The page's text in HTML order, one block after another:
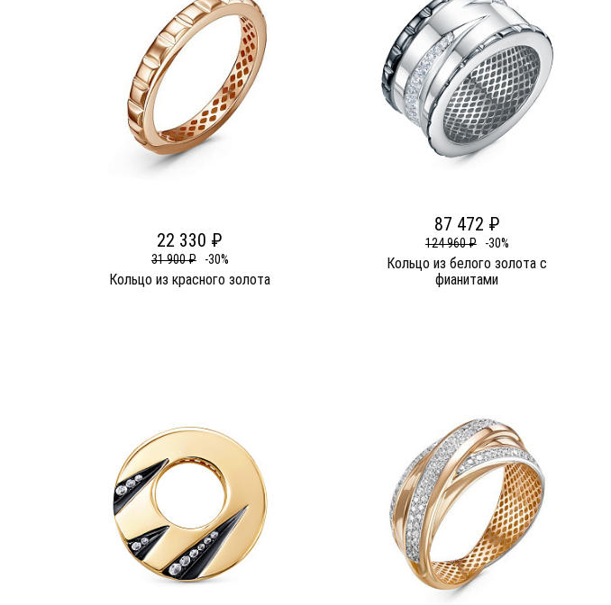
22 330 ₽
31 900 ₽ -30%
Кольцо из красного золота
87 472 ₽
124 960 ₽ -30%
Кольцо из белого золота c
фианитами